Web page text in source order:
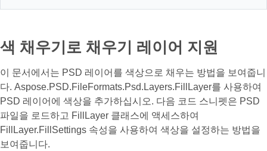
색 채우기로 채우기 레이어 지원
이 문서에서는 PSD 레이어를 색상으로 채우는 방법을 보여줍니
다. Aspose.PSD.FileFormats.Psd.Layers.FillLayer를 사용하여
PSD 레이어에 색상을 추가하십시오. 다음 코드 스니펫은 PSD
파일을 로드하고 FillLayer 클래스에 액세스하여
FillLayer.FillSettings 속성을 사용하여 색상을 설정하는 방법을
보여줍니다.